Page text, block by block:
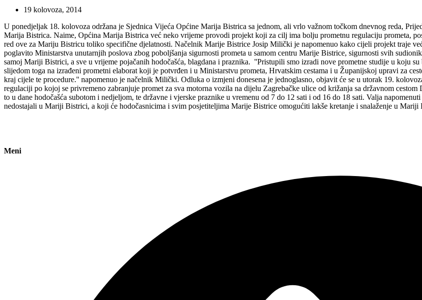
19 kolovoza, 2014
U ponedjeljak 18. kolovoza održana je Sjednica Vijeća Općine Marija Bistrica sa jednom, ali vrlo važnom točkom dnevnog reda,
Marija Bistrica. Naime, Općina Marija Bistrica već neko vrijeme provodi projekt koji za cilj ima bolju prometnu regulaciju prometa,
red ove za Mariju Bistricu toliko specifične djelatnosti. Načelnik Marije Bistrice Josip Milički je napomenuo kako cijeli projekt traje
poglavito Ministarstva unutarnjih poslova zbog poboljšanja sigurnosti prometa u samom centru Marije Bistrice, sigurnosti svih
samoj Mariji Bistrici, a sve u vrijeme pojačanih hodočašća, blagdana i praznika. ''Pristupili smo izradi nove prometne studije u koju
slijedom toga na izrađeni prometni elaborat koji je potvrđen i u Ministarstvu prometa, Hrvatskim cestama i u Županijskoj upravi za
kraj cijele te procedure.'' napomenuo je načelnik Milički. Odluka o izmjeni donesena je jednoglasno, objavit će se u utorak 19.
regulaciji po kojoj se privremeno zabranjuje promet za sva motorna vozila na dijelu Zagrebačke ulice od križanja sa državnom
to u dane hodočašća subotom i nedjeljom, te državne i vjerske praznike u vremenu od 7 do 12 sati i od 16 do 18 sati. Valja
nedostajali u Mariji Bistrici, a koji će hodočasnicima i svim posjetiteljima Marije Bistrice omogućiti lakše kretanje i snalaženje u Mariji
Meni